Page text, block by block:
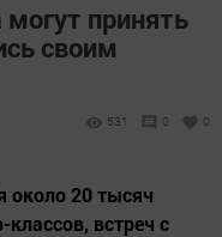
принять
своим
531 0 0
около 20 тысяч
классов, встреч с